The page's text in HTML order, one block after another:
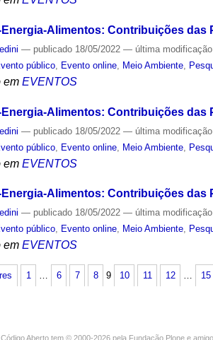
Energia-Alimentos: Contribuições
— publicado 18/05/2022— última modificação
público Evento online Meio Ambiente
em EVENTOS
Energia-Alimentos: Contribuições
— publicado 18/05/2022— última modificação
público Evento online Meio Ambiente
em EVENTOS
Energia-Alimentos: Contribuições
— publicado 18/05/2022— última modificação
público, Evento online, Meio Ambiente,
em EVENTOS
1 6 7 8 9 10 11 12 15
Aberto tem © 2000-2026 pela Fundação Plone e